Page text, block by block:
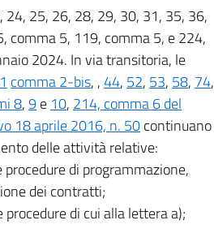
25, 26, 28, 29, 30, 31, 35, 36,
comma 5, 119, comma 5, e 224,
2024. In via transitoria, le
comma 2-bis, ,44, 52, 53, 58, 74,
8,9 e 10, 214, comma 6 del
18 aprile 2016, n. 50continuano
delle attività relative:
di programmazione,
dei contratti;
di cui alla lettera a);